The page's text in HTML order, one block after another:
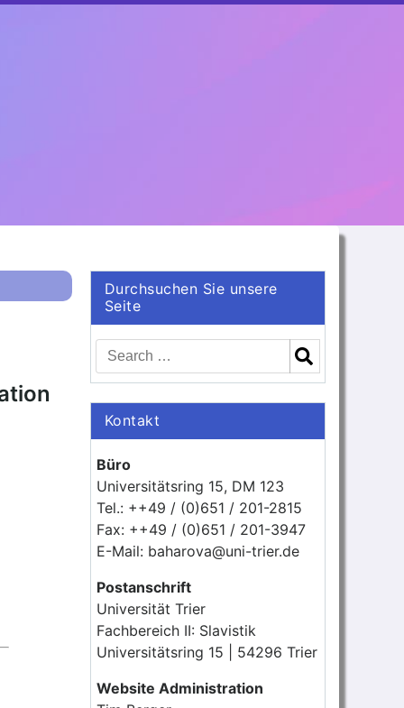
Durchsuchen Sie unsere
Seite
Kontakt
Büro
Universitätsring 15, DM 123
Tel.: ++49 / (0)651 / 201-2815
Fax: ++49 / (0)651 / 201-3947
E-Mail: baharova@uni-trier.de
Postanschrift
Universität Trier
Fachbereich II: Slavistik
Universitätsring 15 | 54296 Trier
Website Administration